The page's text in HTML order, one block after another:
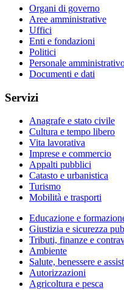
Organi di governo
Aree amministrative
Uffici
Enti e fondazioni
Politici
Personale
Documenti e dati
Servizi
Anagrafe e stato civile
Cultura e tempo libero
Vita lavorativa
Imprese e commercio
Appalti pubblici
Catasto e urbanistica
Turismo
Mobilità e trasporti
Educazione e
Giustizia e sicurezza
Tributi, finanze e
Ambiente
Salute, benessere e
Autorizzazioni
Agricoltura e pesca